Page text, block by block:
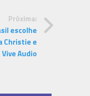
Próxima:
escolhe
Christie e
Audio